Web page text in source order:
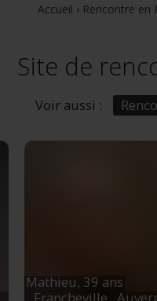
Accueil › Rencontre en
Site de
Voir aussi :
Mathieu, 39 ans
Francheville ,